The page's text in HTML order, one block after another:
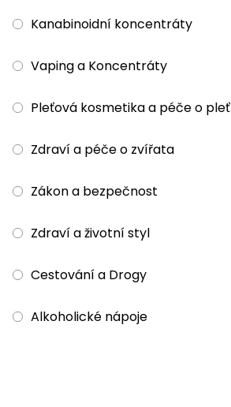
Kanabinoidní koncentráty
Vaping a Koncentráty
Pleťová kosmetika a péče o pleť
Zdraví a péče o zvířata
Zákon a bezpečnost
Zdraví a životní styl
Cestování a Drogy
Alkoholické nápoje